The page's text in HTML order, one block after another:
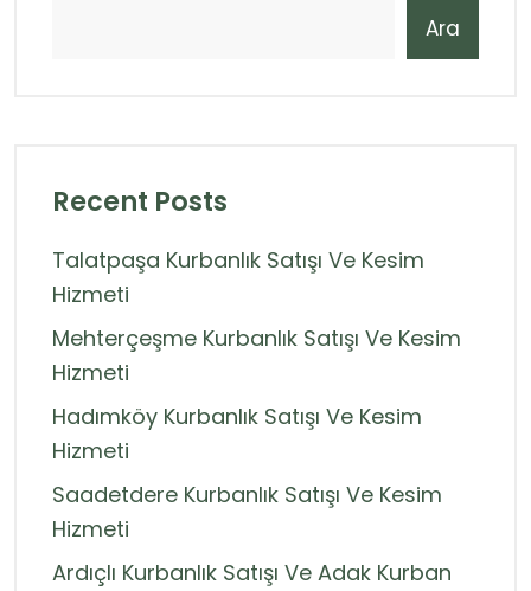
Ara
Recent Posts
Talatpaşa Kurbanlık Satışı Ve Kesim
Hizmeti
Mehterçeşme Kurbanlık Satışı Ve Kesim
Hizmeti
Hadımköy Kurbanlık Satışı Ve Kesim
Hizmeti
Saadetdere Kurbanlık Satışı Ve Kesim
Hizmeti
Ardıçlı Kurbanlık Satışı Ve Adak Kurban